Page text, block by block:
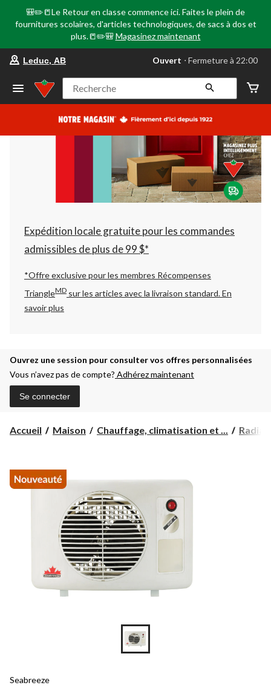
🎒✏️📒Le Retour en classe commence ici. Faites le plein de
fournitures scolaires, d'articles technologiques, de sacs à dos et
plus.📒✏️🎒 Magasinez maintenant
votre
préféré
Leduc,
AB,
courament
Fermeture
à
22:00
cliquer
pour
changer
Leduc, AB Ouvert ⋅ Fermeture à 22:00
Recherche
Expédition locale gratuite pour les commandes
admissibles de plus de 99 $*
*Offre exclusive pour les membres Récompenses
TriangleMD sur les articles avec la livraison standard.En
savoir plus
Ouvrez une session pour consulter vos offres personnalisées
Vous n’avez pas de compte? Adhérez maintenant
Se connecter
Accueil Maison Chauffage, climatisation et ...
Seabreeze